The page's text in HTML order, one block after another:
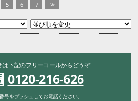
5 6 7 >>
は下記のフリーコールからどうぞ
0120-216-626
号をプッシュしてお電話ください。